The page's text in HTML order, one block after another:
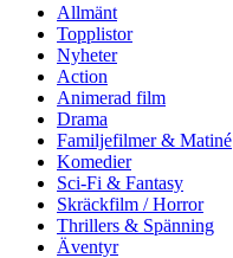
Allmänt
Topplistor
Nyheter
Action
Animerad film
Drama
Familjefilmer & Matiné
Komedier
Sci-Fi & Fantasy
Skräckfilm / Horror
Thrillers & Spänning
Äventyr